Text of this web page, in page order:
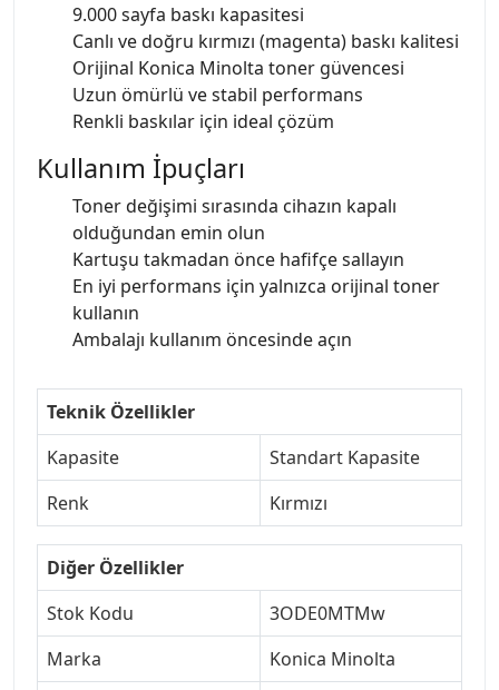
9.000 sayfa baskı kapasitesi
Canlı ve doğru kırmızı (magenta) baskı kalitesi
Orijinal Konica Minolta toner güvencesi
Uzun ömürlü ve stabil performans
Renkli baskılar için ideal çözüm
Kullanım İpuçları
Toner değişimi sırasında cihazın kapalı
olduğundan emin olun
Kartuşu takmadan önce hafifçe sallayın
En iyi performans için yalnızca orijinal toner
kullanın
Ambalajı kullanım öncesinde açın
Teknik Özellikler
Kapasite
Standart Kapasite
Renk
Kırmızı
Diğer Özellikler
Stok Kodu
3ODE0MTMw
Marka
Konica Minolta